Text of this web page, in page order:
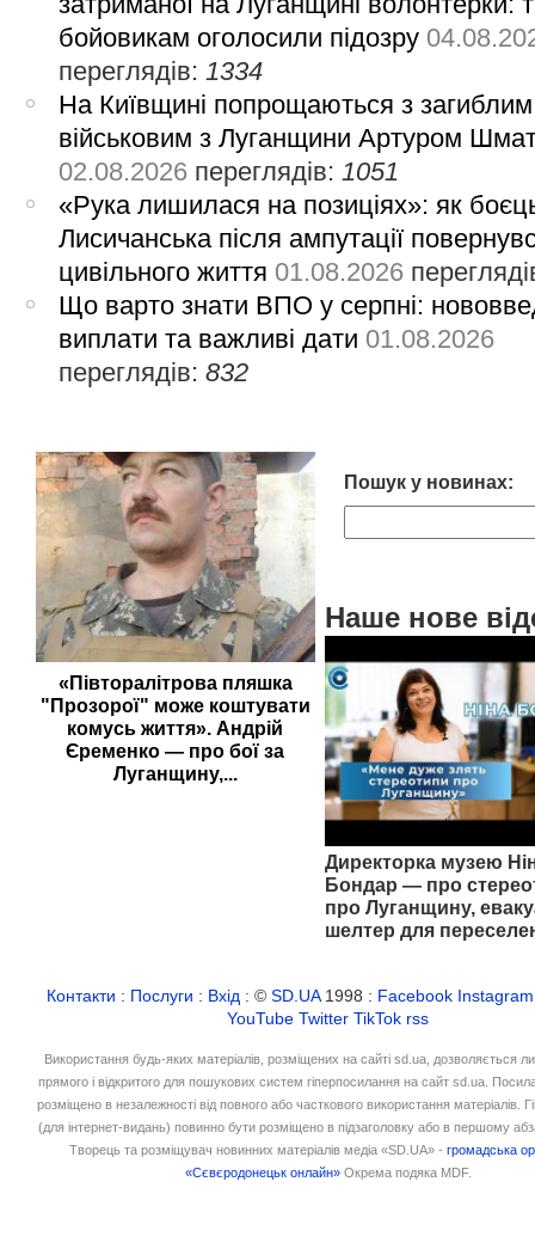
бойовикам оголосили підозру
переглядів: 1334
На Київщині попрощаються з загиблим
військовим з Луганщини Артуром
02.08.2026 переглядів: 1051
«Рука лишилася на позиціях»: як
Лисичанська після ампутації
цивільного життя 01.08.2026
Що варто знати ВПО у серпні:
виплати та важливі дати 01.08.2026
переглядів:832
«Півторалітрова пляшка
"Прозорої" може коштувати
комусь життя». Андрій
Єременко — про бої за
Луганщину,...
Пошук у новинах:
Наше нове
Директорка музею
Бондар — про
про Луганщину,
шелтер для
Контакти : Послуги : Вхід : ©SD.UA1998 : Facebook Instagram
YouTube Twitter TikTok rss
Використання будь-яких матеріалів, розміщених на сайті sd.ua, дозволяється
прямого і відкритого для пошукових систем гіперпосилання на сайт sd.ua.
розміщено в незалежності від повного або часткового використання матеріалів.
(для інтернет-видань) повинно бути розміщено в підзаголовку або в першому
Творець та розміщувач новинних матеріалів медіа «SD.UA» -громадська
«Сєвєродонецьк онлайн» Окрема подяка MDF.